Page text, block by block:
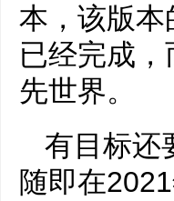
本，该版
已经完成
先世界。
有目标还
随即在